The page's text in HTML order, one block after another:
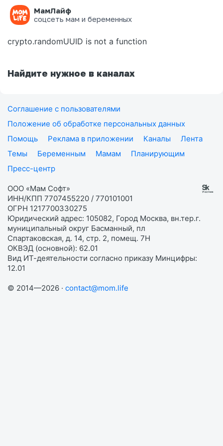
МамЛайф
соцсеть мам и беременных
Ошибка на странице
crypto.randomUUID is not a function
Найдите нужное в каналах
Соглашение с пользователями
Положение об обработке персональных данных
Помощь
Реклама в приложении Каналы
Лента
Темы
Беременным Мамам
Планирующим
Пресс-центр
ООО «Мам Софт»
ИНН/КПП 7707455220 / 770101001
ОГРН 1217700330275
Юридический адрес: 105082, Город Москва, вн.тер.г.
муниципальный округ Басманный, пл
Спартаковская, д. 14, стр. 2, помещ. 7Н
ОКВЭД (основной): 62.01
Вид ИТ-деятельности согласно приказу Минцифры:
12.01
© 2014—2026 · contact@mom.life